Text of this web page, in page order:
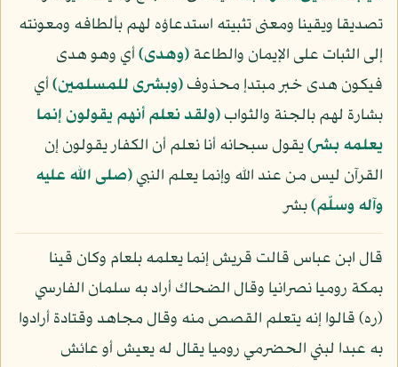
تصديقا ويقينا ومعنى تثبيته استدعاؤه لهم بألطافه ومعونته
إلى الثبات على الإيمان والطاعة﴿وهدى﴾أي وهو هدى
فيكون هدى خبر مبتدإ محذوف﴿وبشرى للمسلمين﴾أي
بشارة لهم بالجنة والثواب﴿ولقد نعلم أنهم يقولون إنما
يعلمه بشر﴾يقول سبحانه أنا نعلم أن الكفار يقولون إن
القرآن ليس من عند الله وإنما يعلم النبي(صلى الله عليه
وآله وسلّم)بشر
قال ابن عباس قالت قريش إنما يعلمه بلعام وكان قينا
بمكة روميا نصرانيا وقال الضحاك أراد به سلمان الفارسي
(ره) قالوا إنه يتعلم القصص منه وقال مجاهد وقتادة أرادوا
به عبدا لبني الحضرمي روميا يقال له يعيش أو عائش